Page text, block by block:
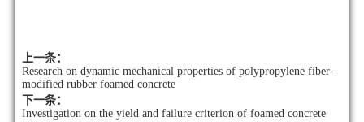
上一条：
Research on dynamic mechanical properties of polypropylene fiber-
modified rubber foamed concrete
下一条：
Investigation on the yield and failure criterion of foamed concrete